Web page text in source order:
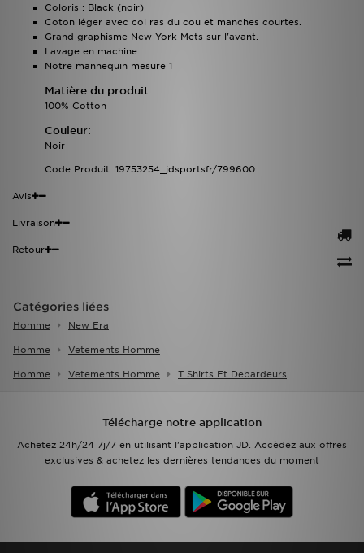
Coloris : Black (noir)
Coton léger avec col ras du cou et manches courtes.
Grand graphisme New York Mets sur l'avant.
Lavage en machine.
Notre mannequin mesure 1
Matière du produit
100% Cotton
Couleur:
Noir
Code Produit: 19753254_jdsportsfr/799600
Avis
Livraison
Retour
Catégories liées
Homme New Era
Homme Vetements Homme
Homme Vetements Homme T Shirts Et Debardeurs
Télécharge notre application
Achetez 24h/24 7j/7 en utilisant l'application JD. Accèdez aux offres
exclusives & achetez les dernières tendances du moment